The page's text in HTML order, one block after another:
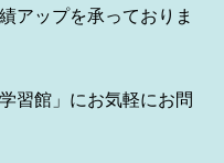
アップを承っておりま
習館」にお気軽にお問